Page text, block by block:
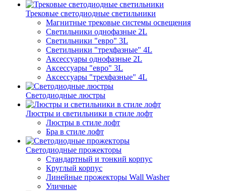
Трековые светодиодные светильники
Магнитные трековые системы освещения
Светильники однофазные 2L
Светильники "евро" 3L
Светильники "трехфазные" 4L
Аксессуары однофазные 2L
Аксессуары "евро" 3L
Аксессуары "трехфазные" 4L
Светодиодные люстры
Люстры и светильники в стиле лофт
Люстры в стиле лофт
Бра в стиле лофт
Светодиодные прожекторы
Стандартный и тонкий корпус
Круглый корпус
Линейные прожекторы Wall Washer
Уличные